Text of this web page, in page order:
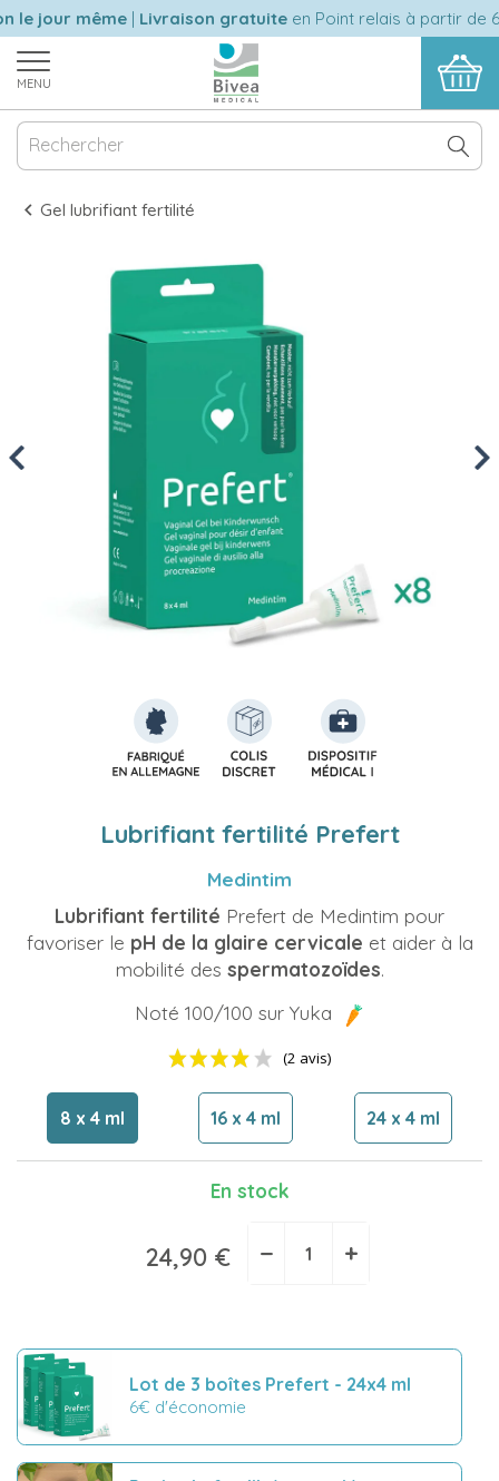
jour même|Livraison gratuiteen Point relais à partir de
MENU
Gel lubrifiant fertilité
Previous
Lubrifiant fertilité Prefert
Medintim
Lubrifiant fertilité Prefert de Medintim pour
favoriser le pH de la glaire cervicale et aider à la
mobilité des spermatozoïdes.
Noté 100/100 sur Yuka
(2 avis)
8 x 4 ml 16 x 4 ml 24 x 4 ml
En stock
24,90 € − +
Lot de 3 boîtes Prefert - 24x4 ml
6€ d'économie